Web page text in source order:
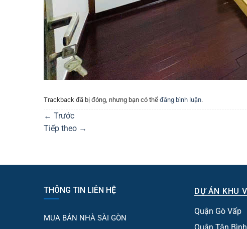
Trackback đã bị đóng, nhưng bạn có thể đăng bình luận.
← Trước
Tiếp theo →
THÔNG TIN LIÊN HỆ
MUA BÁN NHÀ SÀI GÒN
DỰ ÁN KHU
Quận Gò Vấp
Quận Tân Bình